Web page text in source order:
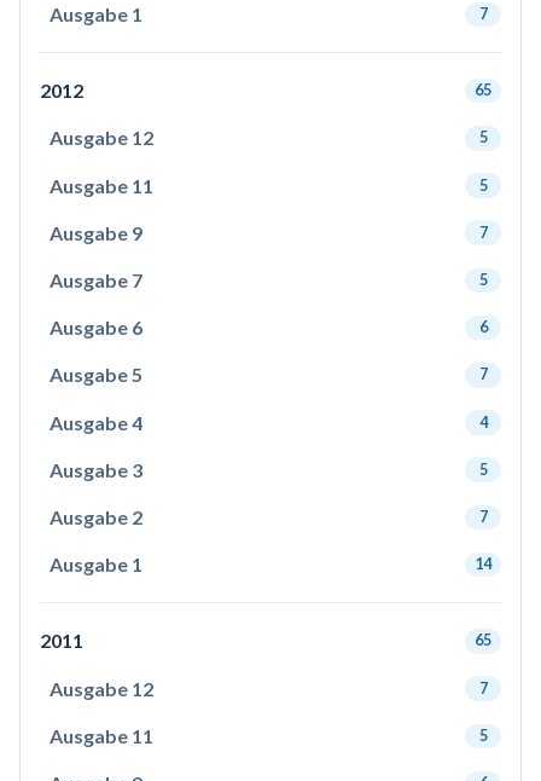
Ausgabe 1 7
2012 65
Ausgabe 12 5
Ausgabe 11 5
Ausgabe 9 7
Ausgabe 7 5
Ausgabe 6 6
Ausgabe 5 7
Ausgabe 4 4
Ausgabe 3 5
Ausgabe 2 7
Ausgabe 1 14
2011 65
Ausgabe 12 7
Ausgabe 11 5